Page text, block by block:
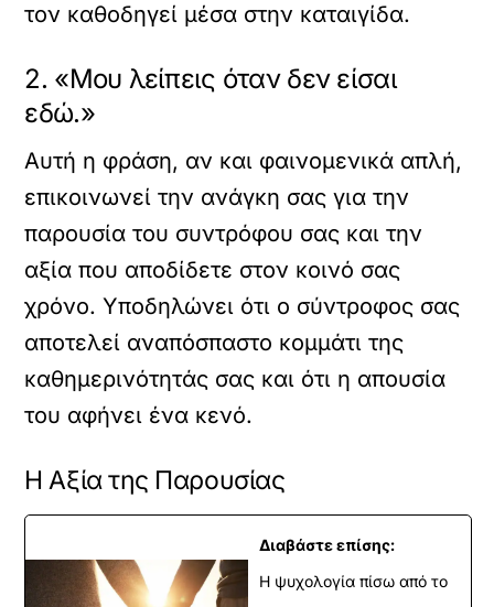
τον καθοδηγεί μέσα στην καταιγίδα.
2. «Μου λείπεις όταν δεν είσαι
εδώ.»
Αυτή η φράση, αν και φαινομενικά απλή,
επικοινωνεί την ανάγκη σας για την
παρουσία του συντρόφου σας και την
αξία που αποδίδετε στον κοινό σας
χρόνο. Υποδηλώνει ότι ο σύντροφος σας
αποτελεί αναπόσπαστο κομμάτι της
καθημερινότητάς σας και ότι η απουσία
του αφήνει ένα κενό.
Η Αξία της Παρουσίας
Διαβάστε επίσης:
Η ψυχολογία πίσω από το